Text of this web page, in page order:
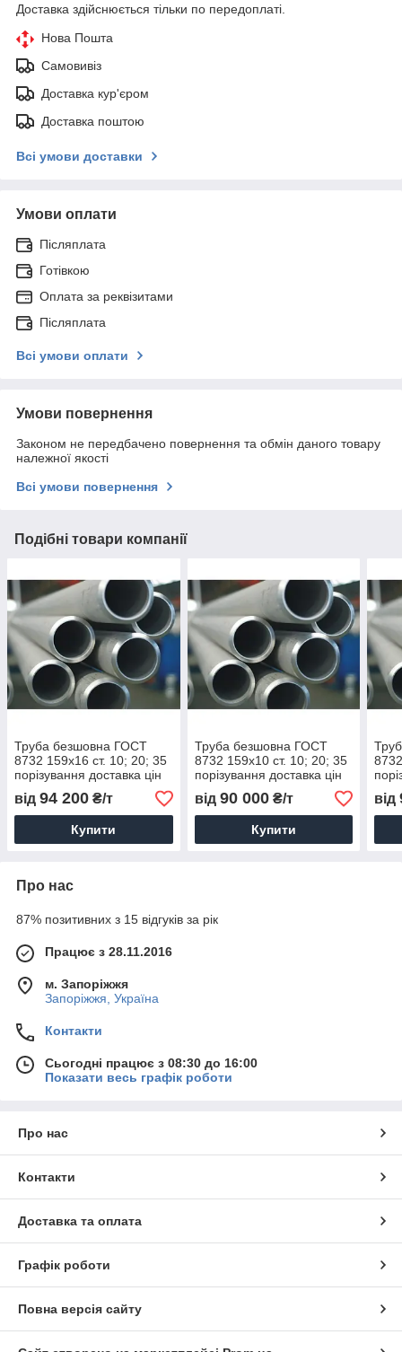
Доставка здійснюється тільки по передоплаті.
Нова Пошта
Самовивіз
Доставка кур'єром
Доставка поштою
Всі умови доставки
Умови оплати
Післяплата
Готівкою
Оплата за реквізитами
Післяплата
Всі умови оплати
Умови повернення
Законом не передбачено повернення та обмін даного товару
належної якості
Всі умови повернення
Подібні товари компанії
Труба безшовна ГОСТ
8732 159х16 ст. 10; 20; 35
порізування доставка цін
від 94 200 ₴/т
Купити
Труба безшовна ГОСТ
8732 159х10 ст. 10; 20; 35
порізування доставка цін
від 90 000₴/т
Купити
від
Про нас
87% позитивних з 15 відгуків за рік
Працює з 28.11.2016
м. Запоріжжя
Запоріжжя, Україна
Контакти
Сьогодні працює з 08:30 до 16:00
Показати весь графік роботи
Про нас
Контакти
Доставка та оплата
Графік роботи
Повна версія сайту